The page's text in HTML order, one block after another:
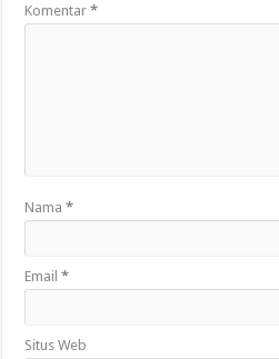
Komentar*
Nama*
Email*
Situs Web